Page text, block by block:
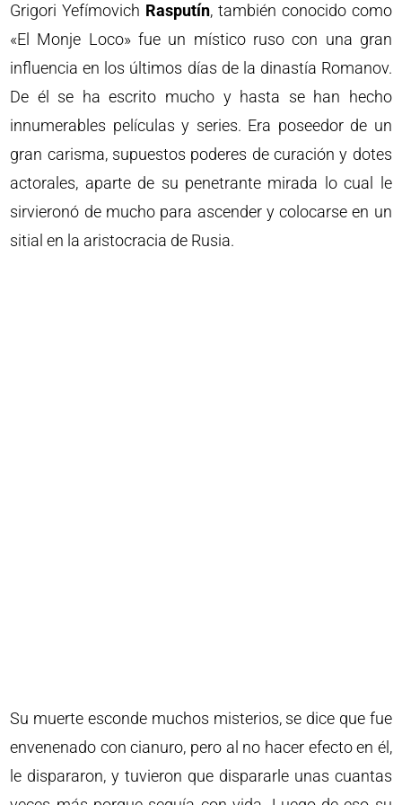
Grigori Yefímovich Rasputín, también conocido como
«El Monje Loco» fue un místico ruso con una gran
influencia en los últimos días de la dinastía Romanov.
De él se ha escrito mucho y hasta se han hecho
innumerables películas y series. Era poseedor de un
gran carisma, supuestos poderes de curación y dotes
actorales, aparte de su penetrante mirada lo cual le
sirvieronó de mucho para ascender y colocarse en un
sitial en la aristocracia de Rusia.
Su muerte esconde muchos misterios, se dice que fue
envenenado con cianuro, pero al no hacer efecto en él,
le dispararon, y tuvieron que dispararle unas cuantas